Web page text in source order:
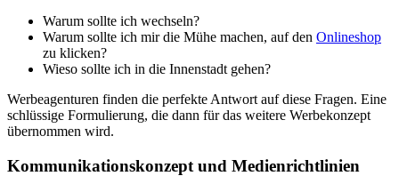
Warum sollte ich wechseln?
Warum sollte ich mir die Mühe machen, auf den Onlineshop
zu klicken?
Wieso sollte ich in die Innenstadt gehen?
Werbeagenturen finden die perfekte Antwort auf diese Fragen. Eine
schlüssige Formulierung, die dann für das weitere Werbekonzept
übernommen wird.
Kommunikationskonzept und Medienrichtlinien